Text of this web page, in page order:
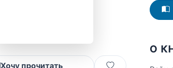
Хочу прочитать
О